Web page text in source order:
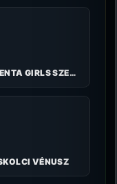
AGENTA GIRLS SZEKSZÁRD FC
VÉNUSZ